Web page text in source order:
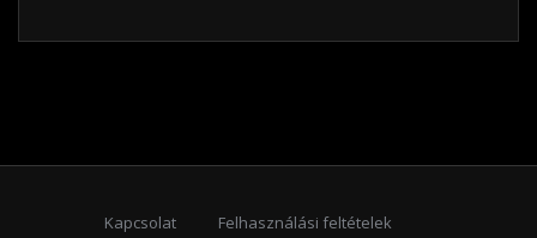
Kapcsolat
Felhasználási feltételek